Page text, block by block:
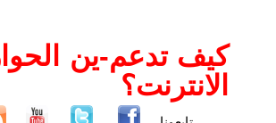
كيف تدعم-ين
الانترنت؟